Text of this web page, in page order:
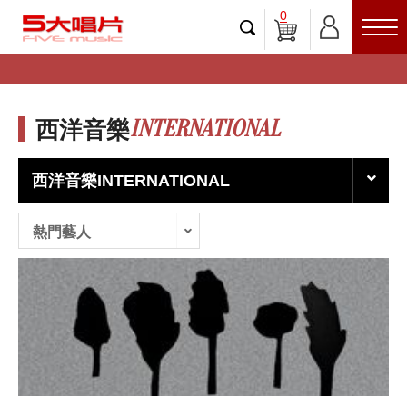
0
西洋音樂INTERNATIONAL
西洋音樂INTERNATIONAL
熱門藝人